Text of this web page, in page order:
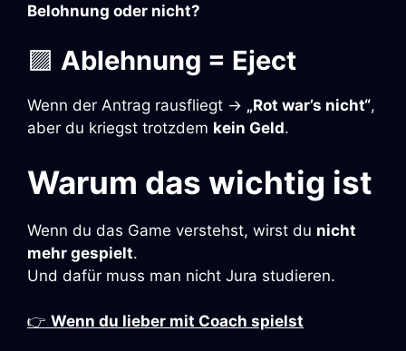
Belohnung oder nicht?
🟪 Ablehnung = Eject
Wenn der Antrag rausfliegt → „Rot war’s nicht“,
aber du kriegst trotzdem kein Geld.
Warum das wichtig ist
Wenn du das Game verstehst, wirst du nicht
mehr gespielt.
Und dafür muss man nicht Jura studieren.
👉 Wenn du lieber mit Coach spielst